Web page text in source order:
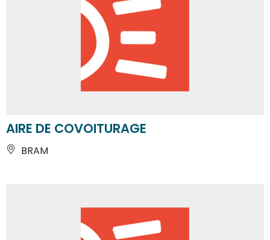
AIRE DE COVOITURAGE
BRAM